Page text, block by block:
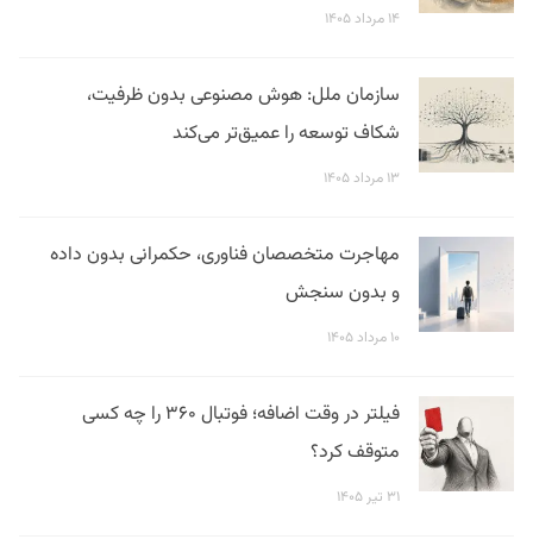
۱۴ مرداد ۱۴۰۵
سازمان ملل: هوش مصنوعی بدون ظرفیت،
شکاف توسعه را عمیق‌تر می‌کند
۱۳ مرداد ۱۴۰۵
مهاجرت متخصصان فناوری، حکمرانی بدون داده
و بدون سنجش
۱۰ مرداد ۱۴۰۵
فیلتر در وقت اضافه؛ فوتبال ۳۶۰ را چه کسی
متوقف کرد؟
۳۱ تیر ۱۴۰۵